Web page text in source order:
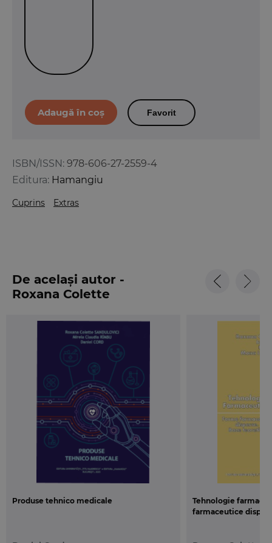
ISBN/ISSN: 978-606-27-2559-4
Editura: Hamangiu
Cuprins Extras
Favorit
De același autor -
Roxana Colette
Produse tehnico medicale
Tehnologie
farmaceutice